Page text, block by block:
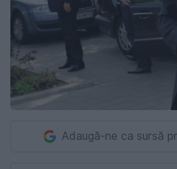
Adaugă-ne ca sursă